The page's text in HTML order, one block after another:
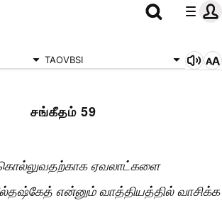
TAOVBSI
சங்கீதம் 59
ஏவலாட்களை
என்னும் வாத்தியத்தில் வாசிக்க